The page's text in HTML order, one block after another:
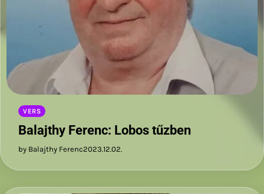
VERS
Balajthy Ferenc: Lobos tűzben
by Balajthy Ferenc2023.12.02.